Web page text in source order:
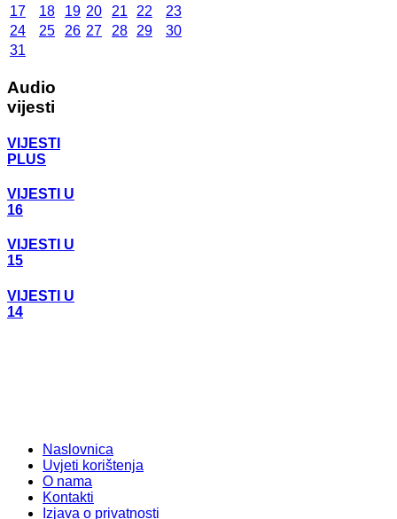
17
18 19 20 21 22
23
24
25 26 27 28 29
30
31
Audio
vijesti
VIJESTI
PLUS
VIJESTI U
16
VIJESTI U
15
VIJESTI U
14
Naslovnica
Uvjeti korištenja
O nama
Kontakti
Izjava o privatnosti